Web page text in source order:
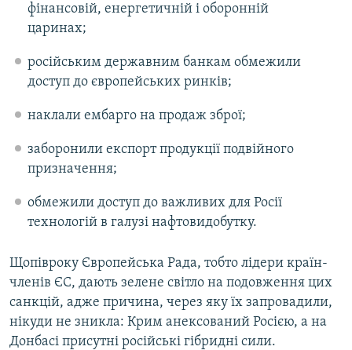
фінансовій, енергетичній і оборонній
царинах;
російським державним банкам обмежили
доступ до європейських ринків;
наклали ембарго на продаж зброї;
заборонили експорт продукції подвійного
призначення;
обмежили доступ до важливих для Росії
технологій в галузі нафтовидобутку.
Щопівроку Європейська Рада, тобто лідери країн-
членів ЄС, дають зелене світло на подовження цих
санкцій, адже причина, через яку їх запровадили,
нікуди не зникла: Крим анексований Росією, а на
Донбасі присутні російські гібридні сили.